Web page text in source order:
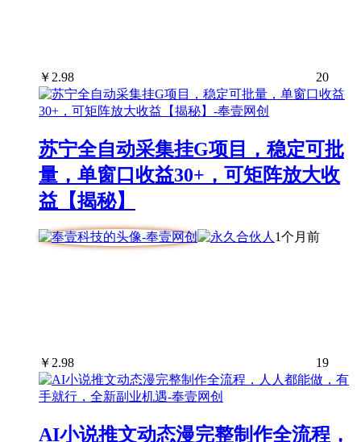
￥ 2.98 20
苏宁全自动采集挂G项目，稳定可批
量，单窗口收益30+，可矩阵放大收
益【揭秘】
1个月前
￥2.98 19
AI小说推文动态漫完整制作全流程，